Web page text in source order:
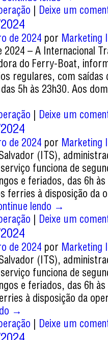
| Deixe um
de 2024 por Marketing
– A Internacional
do Ferry-Boat,
regulares, com saídas
5h às 23h30. Aos
| Deixe um
de 2024 por Marketing
(ITS),
funciona de
e feriados, das 6h
ferries à disposição da
lendo →
| Deixe um
de 2024 por Marketing
(ITS),
funciona de
e feriados, das 6h
à disposição da
→
| Deixe um